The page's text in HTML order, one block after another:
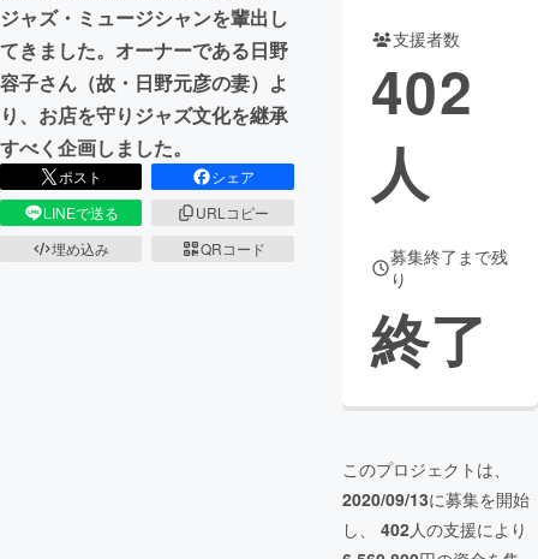
ジャズ・ミュージシャンを輩出し
てきました。オーナーである日野
容子さん（故・日野元彦の妻）よ
り、お店を守りジャズ文化を継承
すべく企画しました。
ポスト
シェア
LINEで送る
URLコピー
埋め込み
QRコード
支援者数
402
人
募集終了まで残
り
終了
このプロジェクトは、
2020/09/13に募集を開始
し、 402人の支援により